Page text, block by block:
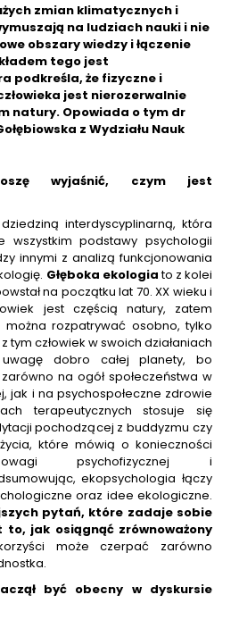
zmian klimatycznych i
na ludziach nauki i nie
obszary wiedzy i łączenie
tego jest
podkreśla, że fizyczne i
jest nierozerwalnie
natury. Opowiada o tym dr
z Wydziału Nauk
wyjaśnić, czym jest
interdyscyplinarną, która
wszystkim podstawy psychologii
innymi z analizą funkcjonowania
Głęboka ekologiato z kolei
na początku lat 70. XX wieku i
jest częścią natury, zatem
rozpatrywać osobno, tylko
tym człowiek w swoich działaniach
dobro całej planety, bo
na ogół społeczeństwa w
jak i na psychospołeczne zdrowie
terapeutycznych stosuje się
pochodzącej z buddyzmu czy
które mówią o konieczności
psychofizycznej i
ekopsychologia łączy
oraz idee ekologiczne.
pytań, które zadaje sobie
jak osiągnąć zrównoważony
może czerpać zarówno
być obecny w dyskursie